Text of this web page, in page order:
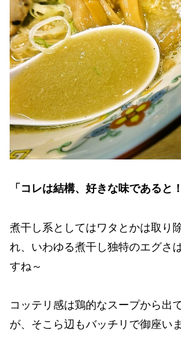
「コレは結構、好きな味であると！
煮干し系としてはワタとかは取り
れ、いわゆる煮干し独特のエグさ
すね～
コッテリ感は鶏的なスープから出
が、そこら辺もバッチリで御座いま